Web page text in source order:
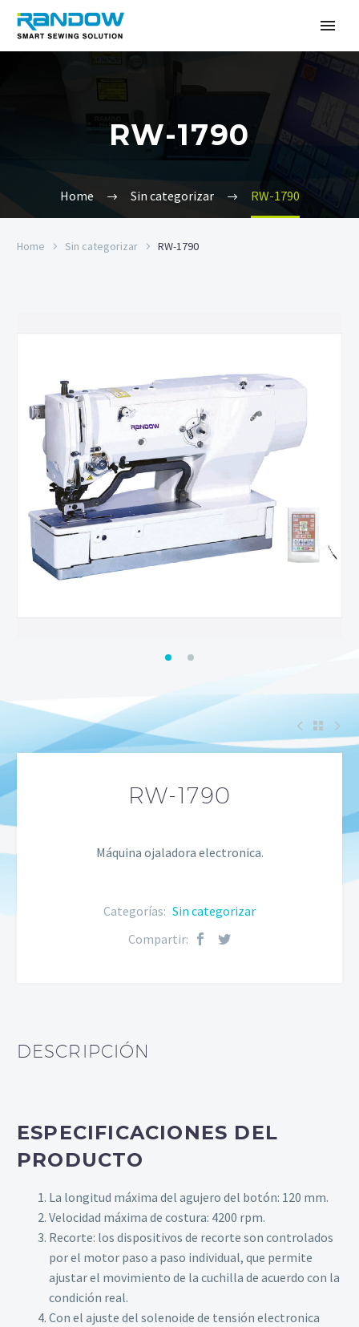
RW-1790
Home Sin categorizar RW-1790
Home Sin categorizar RW-1790
RW-1790
Máquina ojaladora electronica.
Categorías: Sin categorizar
Compartir:
DESCRIPCIÓN
ESPECIFICACIONES DEL
PRODUCTO
La longitud máxima del agujero del botón: 120 mm.
Velocidad máxima de costura: 4200 rpm.
Recorte: los dispositivos de recorte son controlados
por el motor paso a paso individual, que permite
ajustar el movimiento de la cuchilla de acuerdo con la
condición real.
Con el ajuste del solenoide de tensión electronica